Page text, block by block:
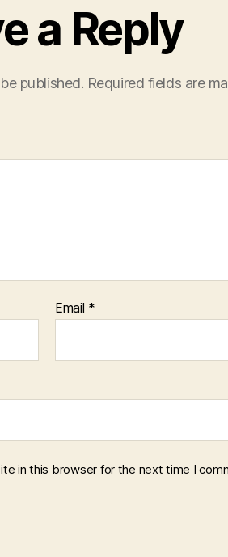
a Reply
published. Required fields are
Email *
in this browser for the next time I